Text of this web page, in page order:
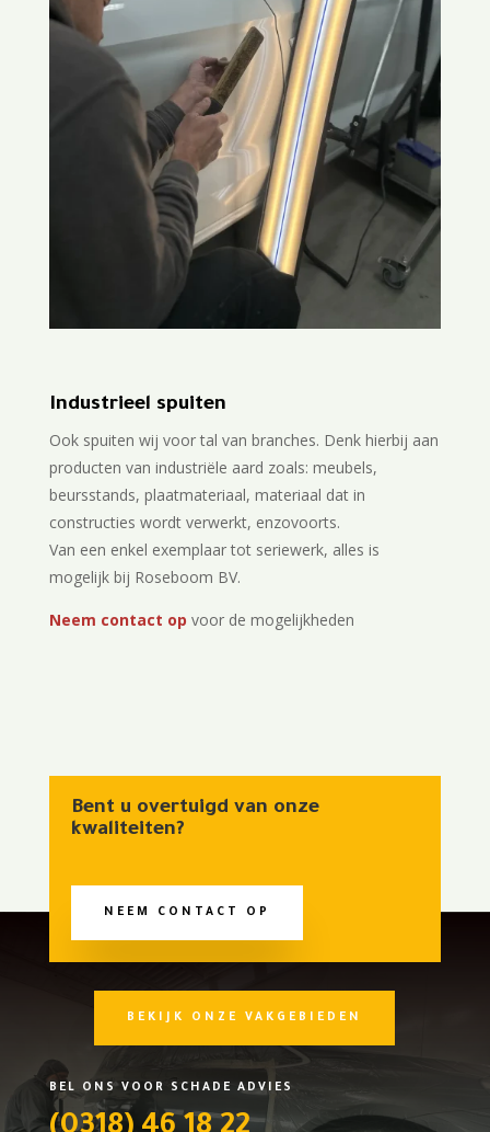
Industrieel spuiten
Ook spuiten wij voor tal van branches. Denk hierbij aan
producten van industriële aard zoals: meubels,
beursstands, plaatmateriaal, materiaal dat in
constructies wordt verwerkt, enzovoorts.
Van een enkel exemplaar tot seriewerk, alles is
mogelijk bij Roseboom BV.
Neem contact op voor de mogelijkheden
Bent u overtuigd van onze
kwaliteiten?
NEEM CONTACT OP
BEKIJK ONZE VAKGEBIEDEN
BEL ONS VOOR SCHADE ADVIES